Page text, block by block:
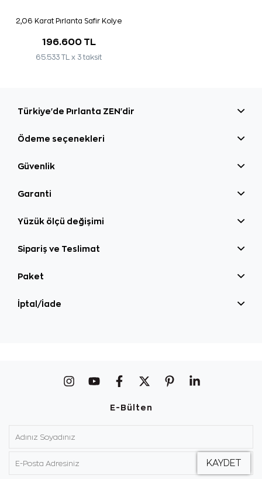
2,06 Karat Pırlanta Safir Kolye
196.600 TL
65.533 TL x 3 taksit
Türkiye'de Pırlanta ZEN'dir
Ödeme seçenekleri
Güvenlik
Garanti
Yüzük ölçü değişimi
Sipariş ve Teslimat
Paket
İptal/İade
E-Bülten